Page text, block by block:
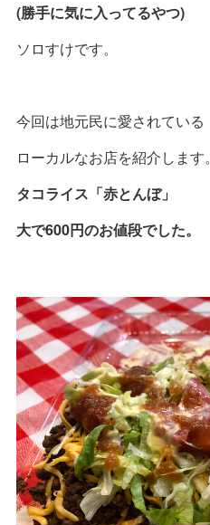
(勝手に気に入ってるやつ)
ソロすけです。
今回は地元民に愛されている
ローカルなお店を紹介します。
タコライス「赤とんぼ」
大で600円のお値段でした。